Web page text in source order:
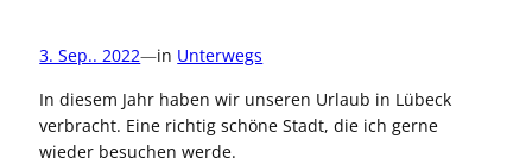
3. Sep.. 2022—in Unterwegs
In diesem Jahr haben wir unseren Urlaub in Lübeck
verbracht. Eine richtig schöne Stadt, die ich gerne
wieder besuchen werde.